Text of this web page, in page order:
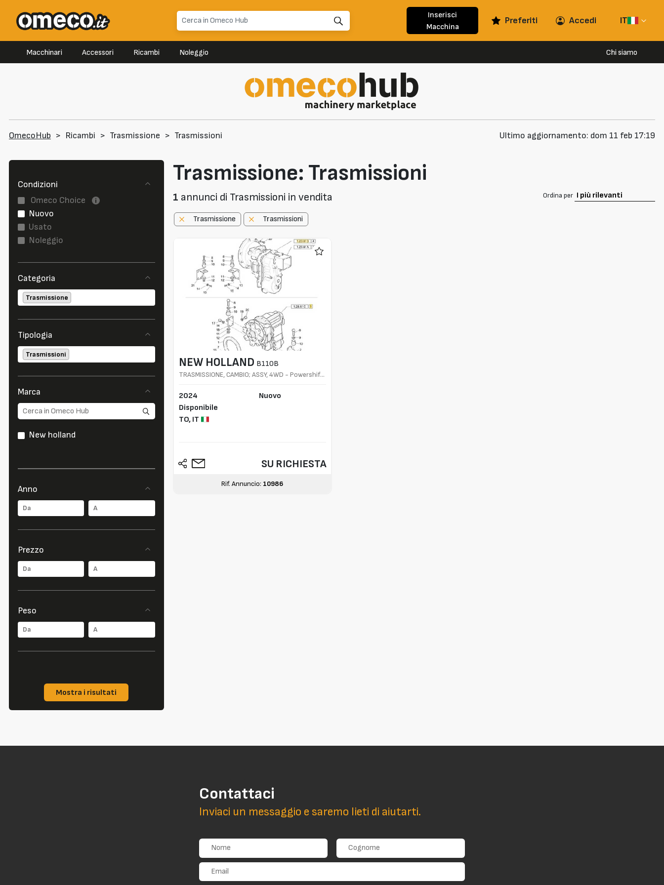
Inserisci
Macchina
Preferiti Accedi IT
Macchinari Accessori Ricambi Noleggio Chi siamo
OmecoHub > Ricambi > Trasmissione > Trasmissioni Ultimo aggiornamento: dom 11 feb 17:19
Condizioni
Omeco Choice
Nuovo
Usato
Noleggio
Categoria
Trasmissione
Tipologia
Trasmissioni
Marca
New holland
Anno
Prezzo
Peso
Mostra i risultati
Trasmissione: Trasmissioni
1 annunci di Trasmissioni in vendita Ordina per
Trasmissione Trasmissioni
NEW HOLLAND B110B
TRASMISSIONE, CAMBIO; ASSY, 4WD - Powershift
2024
Disponibile
TO,IT
Nuovo
SU RICHIESTA
Rif. Annuncio: 10986
Contattaci
Inviaci un messaggio e saremo lieti di aiutarti.